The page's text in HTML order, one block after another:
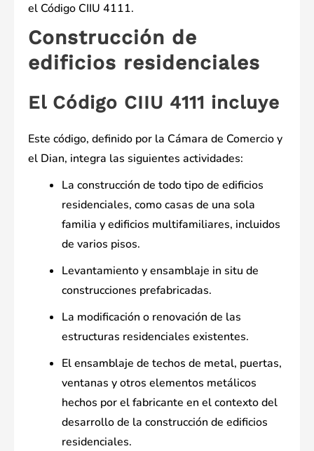
el Código CIIU 4111.
Construcción de
edificios residenciales
El Código CIIU 4111 incluye
Este código, definido por la Cámara de Comercio y
el Dian, integra las siguientes actividades:
La construcción de todo tipo de edificios
residenciales, como casas de una sola
familia y edificios multifamiliares, incluidos
de varios pisos.
Levantamiento y ensamblaje in situ de
construcciones prefabricadas.
La modificación o renovación de las
estructuras residenciales existentes.
El ensamblaje de techos de metal, puertas,
ventanas y otros elementos metálicos
hechos por el fabricante en el contexto del
desarrollo de la construcción de edificios
residenciales.